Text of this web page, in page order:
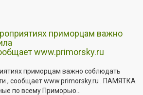
приморцам важно
www.primorsky.ru
приморцам важно соблюдать
, сообщает www.primorsky.ru . ПАМЯТКА
по всему Приморью...